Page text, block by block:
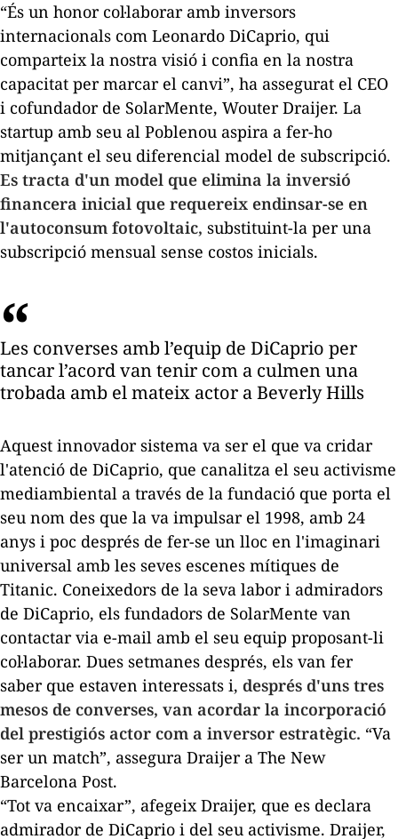
“És un honor col·laborar amb inversors
internacionals com Leonardo DiCaprio, qui
comparteix la nostra visió i confia en la nostra
capacitat per marcar el canvi”, ha assegurat el CEO
i cofundador de SolarMente, Wouter Draijer. La
startup amb seu al Poblenou aspira a fer-ho
mitjançant el seu diferencial model de subscripció.
Es tracta d'un model que elimina la inversió
financera inicial que requereix endinsar-se en
l'autoconsum fotovoltaic, substituint-la per una
subscripció mensual sense costos inicials.
Les converses amb l’equip de DiCaprio per
tancar l’acord van tenir com a culmen una
trobada amb el mateix actor a Beverly Hills
Aquest innovador sistema va ser el que va cridar
l'atenció de DiCaprio, que canalitza el seu activisme
mediambiental a través de la fundació que porta el
seu nom des que la va impulsar el 1998, amb 24
anys i poc després de fer-se un lloc en l'imaginari
universal amb les seves escenes mítiques de
Titanic. Coneixedors de la seva labor i admiradors
de DiCaprio, els fundadors de SolarMente van
contactar via e-mail amb el seu equip proposant-li
col·laborar. Dues setmanes després, els van fer
saber que estaven interessats i, després d'uns tres
mesos de converses, van acordar la incorporació
del prestigiós actor com a inversor estratègic. “Va
ser un match”, assegura Draijer a The New
Barcelona Post.
“Tot va encaixar”, afegeix Draijer, que es declara
admirador de DiCaprio i del seu activisme. Draijer,